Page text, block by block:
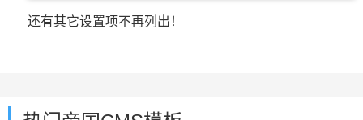
还有其它设置项不再列出！